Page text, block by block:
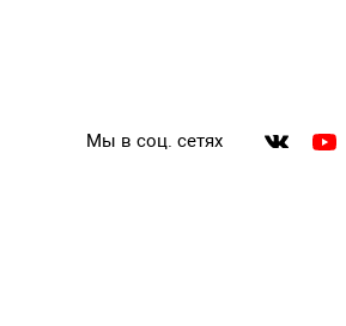
Мы в соц. сетях